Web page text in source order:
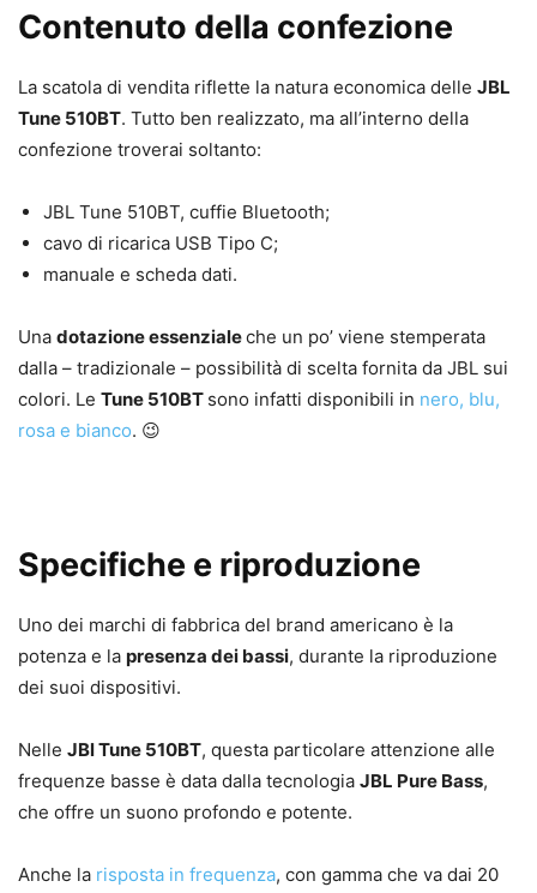
Contenuto della confezione
La scatola di vendita riflette la natura economica delle JBL
Tune 510BT. Tutto ben realizzato, ma all’interno della
confezione troverai soltanto:
JBL Tune 510BT, cuffie Bluetooth;
cavo di ricarica USB Tipo C;
manuale e scheda dati.
Una dotazione essenzialeche un po’ viene stemperata
dalla – tradizionale – possibilità di scelta fornita da JBL sui
colori. Le Tune 510BT sono infatti disponibili in nero, blu,
rosa e bianco. 😉
Specifiche e riproduzione
Uno dei marchi di fabbrica del brand americano è la
potenza e la presenza dei bassi, durante la riproduzione
dei suoi dispositivi.
Nelle JBl Tune 510BT, questa particolare attenzione alle
frequenze basse è data dalla tecnologia JBL Pure Bass,
che offre un suono profondo e potente.
Anche la risposta in frequenza, con gamma che va dai 20